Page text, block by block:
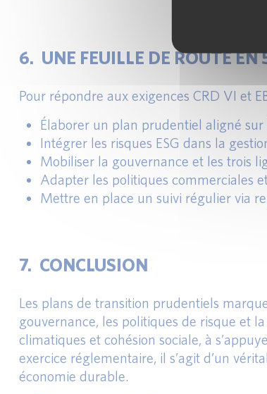
6. UNE FEUILLE DE ROUTE EN
Pour répondre aux exigences CRD VI et
Élaborer un plan prudentiel aligné
Intégrer les risques ESG dans la
Mobiliser la gouvernance et les trois
Adapter les politiques commerciales
Mettre en place un suivi régulier via
7. CONCLUSION
Les plans de transition prudentiels
gouvernance, les politiques de risque et
climatiques et cohésion sociale, à
exercice réglementaire, il s’agit d’un
économie durable.